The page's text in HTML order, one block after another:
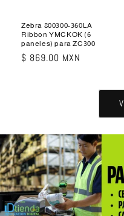
Zebra 800300-360LA
Ribbon YMCKOK (6
paneles) para ZC300
Precio
$ 869.00 MXN